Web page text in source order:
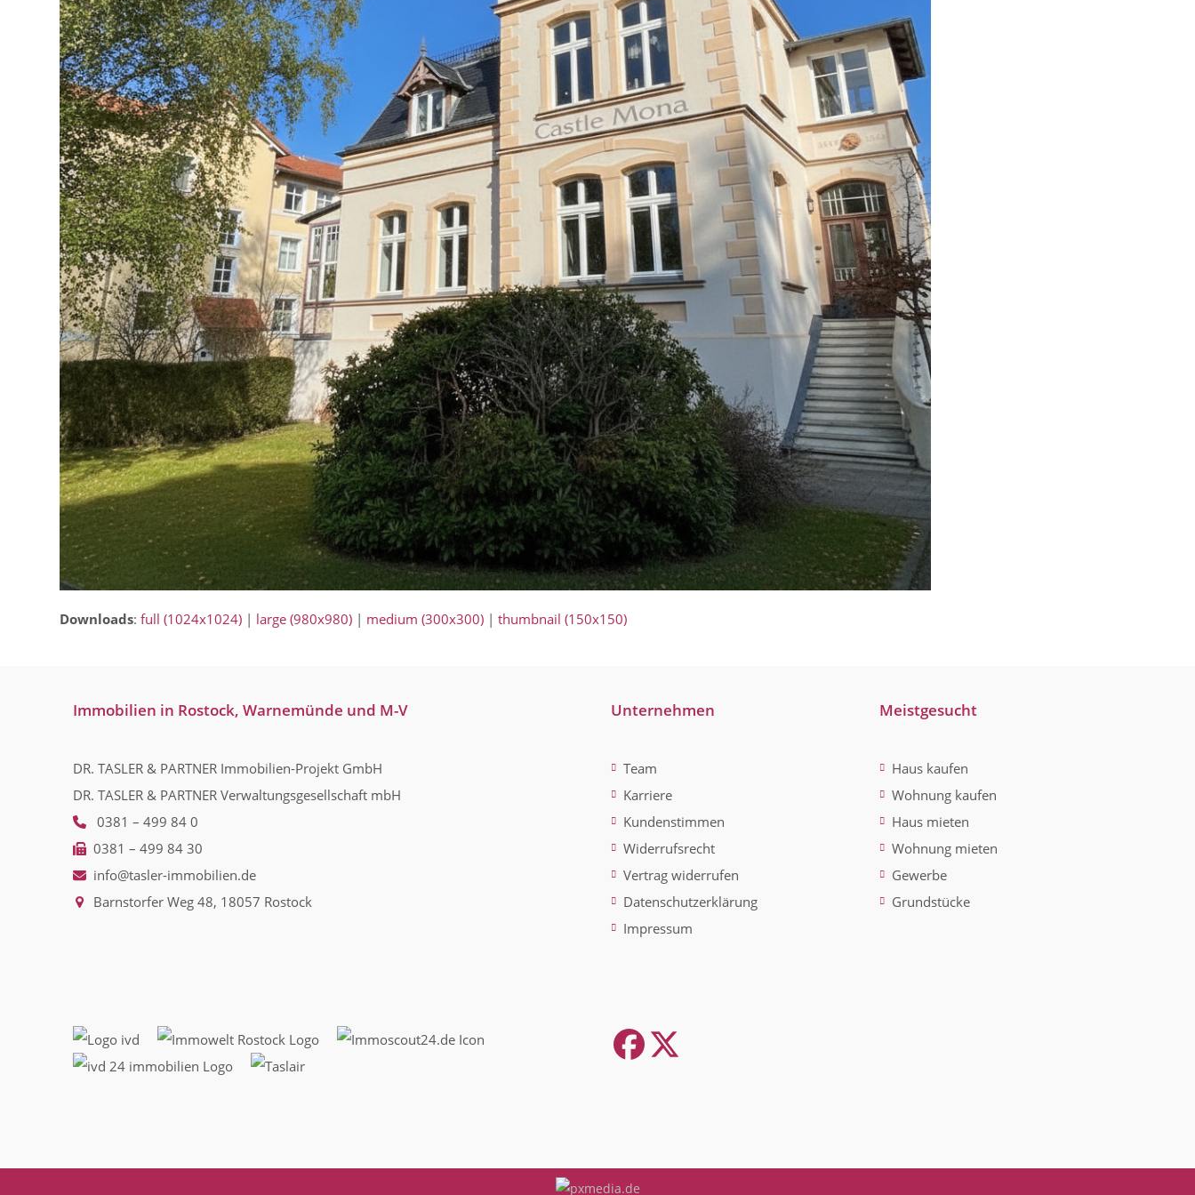
Downloads:full (1024x1024) | large (980x980) | medium (300x300) |thumbnail (150x150)
Immobilien in Rostock, Warnemünde und M-V
DR. TASLER & PARTNER Immobilien-Projekt GmbH
DR. TASLER & PARTNER Verwaltungsgesellschaft mbH
0381 – 499 84 0
0381 – 499 84 30
info@tasler-immobilien.de
Barnstorfer Weg 48, 18057 Rostock
Unternehmen
Team
Karriere
Kundenstimmen
Widerrufsrecht
Vertrag widerrufen
Datenschutzerklärung
Impressum
Meistgesucht
Haus kaufen
Wohnung kaufen
Haus mieten
Wohnung mieten
Gewerbe
Grundstücke
Facebook
Twitter